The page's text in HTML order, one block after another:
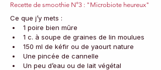
Recette de smoothie N°3 : "Microbiote heureux"
Ce que j’y mets :
1 poire bien mûre
1 c. à soupe de graines de lin moulues
150 ml de kéfir ou de yaourt nature
Une pincée de cannelle
Un peu d’eau ou de lait végétal